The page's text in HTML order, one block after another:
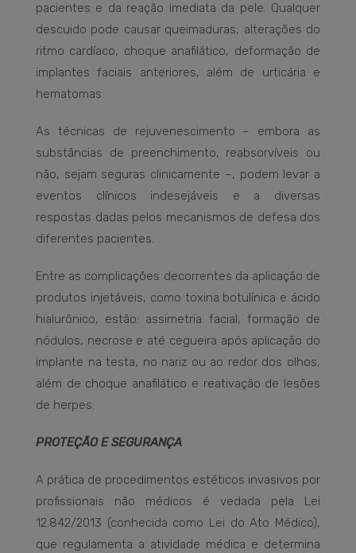
pacientes e da reação imediata da pele. Qualquer
descuido pode causar queimaduras, alterações do
ritmo cardíaco, choque anafilático, deformação de
implantes faciais anteriores, além de urticária e
hematomas.
As técnicas de rejuvenescimento – embora as
substâncias de preenchimento, reabsorvíveis ou
não, sejam seguras clinicamente –, podem levar a
eventos clínicos indesejáveis e a diversas
respostas dadas pelos mecanismos de defesa dos
diferentes pacientes.
Entre as complicações decorrentes da aplicação de
produtos injetáveis, como toxina botulínica e ácido
hialurônico, estão: assimetria facial, formação de
nódulos, necrose e até cegueira após aplicação do
implante na testa, no nariz ou ao redor dos olhos,
além de choque anafilático e reativação de lesões
de herpes.
PROTEÇÃO E SEGURANÇA
A prática de procedimentos estéticos invasivos por
profissionais não médicos é vedada pela Lei
12.842/2013 (conhecida como Lei do Ato Médico),
que regulamenta a atividade médica e determina